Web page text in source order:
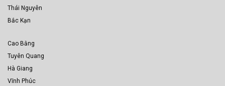
Thái Nguyên
Bắc Kạn
Cao Bằng
Tuyên Quang
Hà Giang
Vĩnh Phúc